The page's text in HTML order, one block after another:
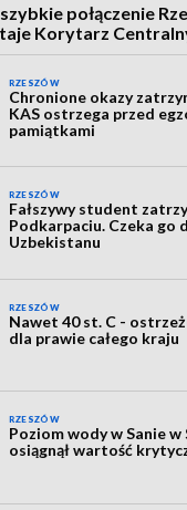
połączenie
Korytarz
RZESZÓW
Chronione okazy
KAS ostrzega przed
pamiątkami
RZESZÓW
Fałszywy student
Podkarpaciu. Czeka go
Uzbekistanu
RZESZÓW
Nawet 40 st. C -
dla prawie całego kraju
RZESZÓW
Poziom wody w Sanie
osiągnął wartość